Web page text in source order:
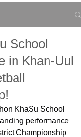
School
in Khan-Uul
KhaSu School
performance
Championship